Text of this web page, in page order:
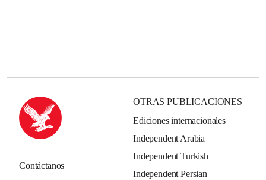
Contáctanos
OTRAS PUBLICACIONES
Ediciones internacionales
Independent Arabia
Independent Turkish
Independent Persian